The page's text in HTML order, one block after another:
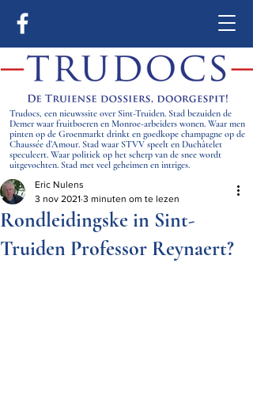
Trudocs, een nieuwssite over Sint-Truiden. Stad bezuiden de
Demer waar fruitboeren en Monroe-arbeiders wonen. Waar men
pinten op de Groenmarkt drinkt en goedkope champagne op de
Chaussée d’Amour. Stad waar STVV speelt en Duchâtelet
speculeert. Waar politiek op het scherp van de snee wordt
uitgevochten. Stad met veel geheimen en intriges.
Rondleidingske in Sint-
Truiden Professor Reynaert?
Eric Nulens
3 nov 2021 3 minuten om te lezen